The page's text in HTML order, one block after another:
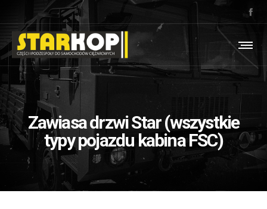
Zawiasa drzwi Star (wszystkie
typy pojazdu kabina FSC)